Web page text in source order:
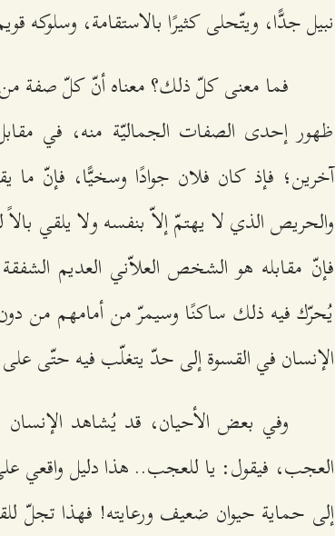
نبيل جدًّا، ويتّحلى كثيرًا بالاستقامة، وسلوكه
فما معنى كلّ ذلك؟ معناه أنّ كلّ صفة
ظهور إحدى الصفات الجماليّة منه، في
آخرين؛ فإذ كان فلان جوادًا وسخيًّا، فإنّ ما
والحريص الذي لا يهتمّ إلاّ بنفسه ولا يلقي
فإنّ مقابله هو الشخص العلاّني العديم
يُحرّك فيه ذلك ساكنًا وسيمرّ من أمامهم من
الإنسان في القسوة إلى حدّ يتغلّب فيه حتّى
وفي بعض الأحيان، قد يُشاهد الإنسان
العجب، فيقول: يا للعجب.. هذا دليل واقعي
إلى حماية حيوان ضعيف ورعايته! فهذا تجلّ